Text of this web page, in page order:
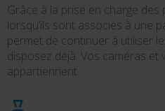
Grâce à la prise en charge des
lorsqu’ils sont associés à une
permet de continuer à utiliser
disposez déjà. Vos caméras et
appartiennent.